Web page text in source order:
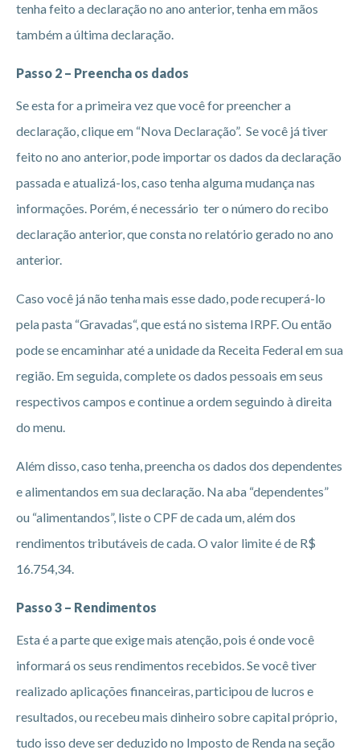
tenha feito a declaração no ano anterior, tenha em mãos
também a última declaração.
Passo 2 – Preencha os dados
Se esta for a primeira vez que você for preencher a
declaração, clique em “Nova Declaração”. Se você já tiver
feito no ano anterior, pode importar os dados da declaração
passada e atualizá-los, caso tenha alguma mudança nas
informações. Porém, é necessário ter o número do recibo
declaração anterior, que consta no relatório gerado no ano
anterior.
Caso você já não tenha mais esse dado, pode recuperá-lo
pela pasta “Gravadas“, que está no sistema IRPF. Ou então
pode se encaminhar até a unidade da Receita Federal em sua
região. Em seguida, complete os dados pessoais em seus
respectivos campos e continue a ordem seguindo à direita
do menu.
Além disso, caso tenha, preencha os dados dos dependentes
e alimentandos em sua declaração. Na aba “dependentes”
ou “alimentandos”, liste o CPF de cada um, além dos
rendimentos tributáveis de cada. O valor limite é de R$
16.754,34.
Passo 3 – Rendimentos
Esta é a parte que exige mais atenção, pois é onde você
informará os seus rendimentos recebidos. Se você tiver
realizado aplicações financeiras, participou de lucros e
resultados, ou recebeu mais dinheiro sobre capital próprio,
tudo isso deve ser deduzido no Imposto de Renda na seção